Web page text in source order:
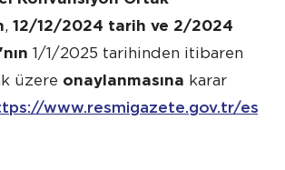
, 12/12/2024 tarih ve 2/2024
1/1/2025 tarihinden itibaren
üzere onaylanmasına karar
www.resmigazete.gov.tr/